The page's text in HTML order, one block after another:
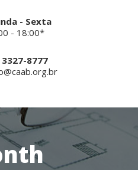
- Sexta
- 18:00*
8777